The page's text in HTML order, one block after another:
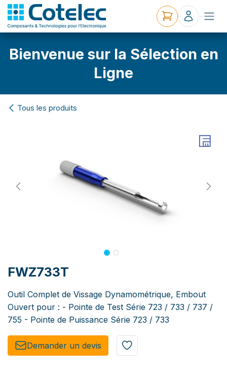
Bienvenue sur la Sélection en
Ligne
Tous les produits
FWZ733T
Outil Complet de Vissage Dynamométrique, Embout
Ouvert pour : - Pointe de Test Série 723 / 733 / 737 /
755 - Pointe de Puissance Série 723 / 733
Demander un de​​vis​​